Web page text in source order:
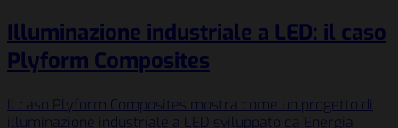
Illuminazione industriale a LED: il caso
Plyform Composites
Il caso Plyform Composites mostra come un progetto di
illuminazione industriale a LED sviluppato da Energia